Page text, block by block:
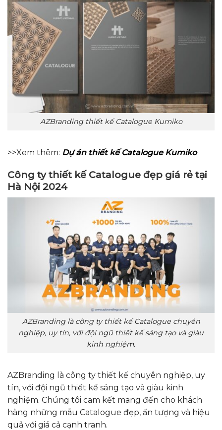
AZBranding thiết kế Catalogue Kumiko
>>Xem thêm: Dự án thiết kế Catalogue Kumiko
Công ty thiết kế Catalogue đẹp giá rẻ tại
Hà Nội 2024
AZBranding là công ty thiết kế Catalogue chuyên
nghiệp, uy tín, với đội ngũ thiết kế sáng tạo và giàu
kinh nghiệm.
AZBranding là công ty thiết kế chuyên nghiệp, uy
tín, với đội ngũ thiết kế sáng tạo và giàu kinh
nghiệm. Chúng tôi cam kết mang đến cho khách
hàng những mẫu Catalogue đẹp, ấn tượng và hiệu
quả với giá cả cạnh tranh.